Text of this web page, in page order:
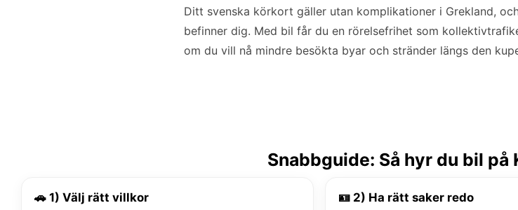
Ditt svenska körkort gäller utan komplikationer i Grekland,
befinner dig. Med bil får du en rörelsefrihet som
om du vill nå mindre besökta byar och stränder längs den
Snabbguide: Så hyr du bil
🚗 1) Välj rätt villkor 🪪 2) Ha rätt saker redo